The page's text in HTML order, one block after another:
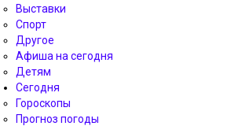
Выставки
Спорт
Другое
Афиша на сегодня
Детям
Сегодня
Гороскопы
Прогноз погоды